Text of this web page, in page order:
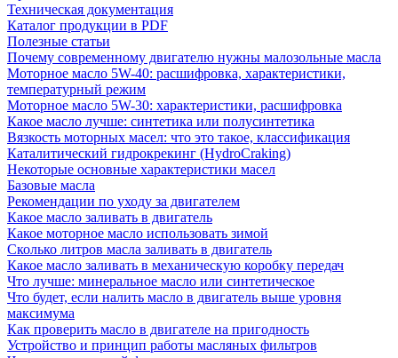
Техническая документация
Каталог продукции в PDF
Полезные статьи
Почему современному двигателю нужны малозольные масла
Моторное масло 5W-40: расшифровка, характеристики,
температурный режим
Моторное масло 5W-30: характеристики, расшифровка
Какое масло лучше: синтетика или полусинтетика
Вязкость моторных масел: что это такое, классификация
Каталитический гидрокрекинг (НydroСraking)
Некоторые основные характеристики масел
Базовые масла
Рекомендации по уходу за двигателем
Какое масло заливать в двигатель
Какое моторное масло использовать зимой
Сколько литров масла заливать в двигатель
Какое масло заливать в механическую коробку передач
Что лучше: минеральное масло или синтетическое
Что будет, если налить масло в двигатель выше уровня
максимума
Как проверить масло в двигателе на пригодность
Устройство и принцип работы масляных фильтров